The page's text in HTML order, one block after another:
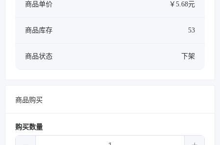
商品单价 ￥5.68元
商品库存 53
商品状态 下架
商品购买
购买数量